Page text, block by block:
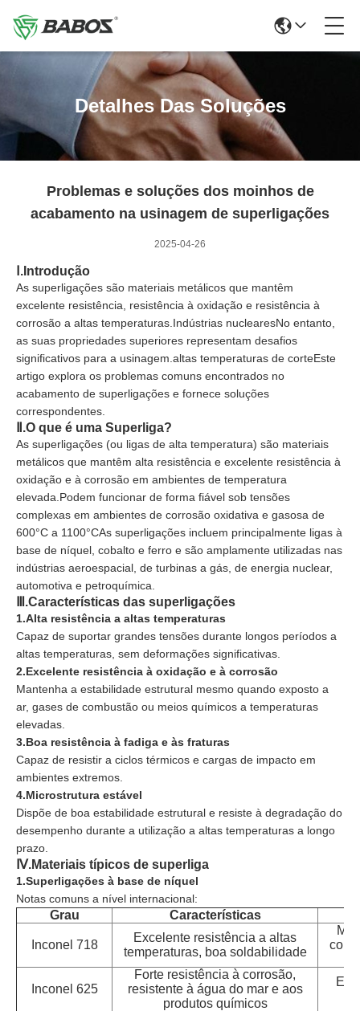
Detalhes Das Soluções
Problemas e soluções dos moinhos de
acabamento na usinagem de superligações
2025-04-26
Ⅰ. Introdução
As superligações são materiais metálicos que mantêm
excelente resistência, resistência à oxidação e resistência à
corrosão a altas temperaturas.Indústrias nuclearesNo entanto,
as suas propriedades superiores representam desafios
significativos para a usinagem.altas temperaturas de corteEste
artigo explora os problemas comuns encontrados no
acabamento de superligações e fornece soluções
correspondentes.
Ⅱ.O que é uma Superliga?
As superligações (ou ligas de alta temperatura) são materiais
metálicos que mantêm alta resistência e excelente resistência à
oxidação e à corrosão em ambientes de temperatura
elevada.Podem funcionar de forma fiável sob tensões
complexas em ambientes de corrosão oxidativa e gasosa de
600°C a 1100°CAs superligações incluem principalmente ligas à
base de níquel, cobalto e ferro e são amplamente utilizadas nas
indústrias aeroespacial, de turbinas a gás, de energia nuclear,
automotiva e petroquímica.
Ⅲ.Características das superligações
1.Alta resistência a altas temperaturas
Capaz de suportar grandes tensões durante longos períodos a
altas temperaturas, sem deformações significativas.
2.Excelente resistência à oxidação e à corrosão
Mantenha a estabilidade estrutural mesmo quando exposto a
ar, gases de combustão ou meios químicos a temperaturas
elevadas.
3.Boa resistência à fadiga e às fraturas
Capaz de resistir a ciclos térmicos e cargas de impacto em
ambientes extremos.
4.Microstrutura estável
Dispõe de boa estabilidade estrutural e resiste à degradação do
desempenho durante a utilização a altas temperaturas a longo
prazo.
Ⅳ.Materiais típicos de superliga
1.Superligações à base de níquel
Notas comuns a nível internacional:
Grau Características
Inconel 718
Excelente resistência a altas
temperaturas, boa soldabilidade
Inconel 625
Forte resistência à corrosão,
resistente à água do mar e aos
produtos químicos